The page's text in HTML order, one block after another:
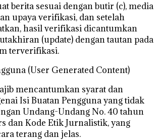
berita sesuai dengan butir (c), media
upaya verifikasi, dan setelah
hasil verifikasi dicantumkan
(update) dengan tautan pada
terverifikasi.
(User Generated Content)
mencantumkan syarat dan
Isi Buatan Pengguna yang tidak
Undang-Undang No. 40 tahun
dan Kode Etik Jurnalistik, yang
terang dan jelas.